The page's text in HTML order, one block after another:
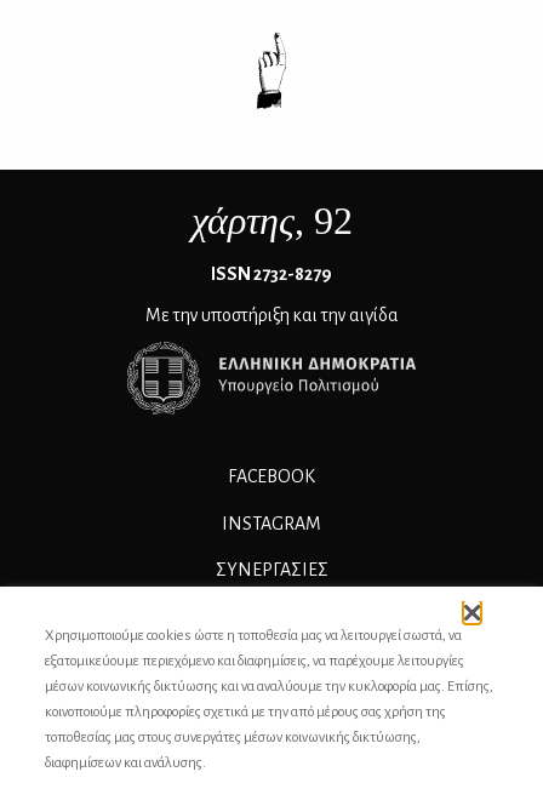
χάρτης, 92
ΙSSN 2732-8279
Με την υποστήριξη και την αιγίδα
FACEBOOK
INSTAGRAM
ΣΥΝΕΡΓΑΣΊΕΣ
ΕΠΙΚΟΙΝΩΝΙΑ
ΣΥΝΤΕΛΕΣΤΕΣ
Χρησιμοποιούμε cookies ώστε η τοποθεσία μας να λειτουργεί σωστά, να
εξατομικεύουμε περιεχόμενο και διαφημίσεις, να παρέχουμε λειτουργίες
μέσων κοινωνικής δικτύωσης και να αναλύουμε την κυκλοφορία μας. Επίσης,
κοινοποιούμε πληροφορίες σχετικά με την από μέρους σας χρήση της
τοποθεσίας μας στους συνεργάτες μέσων κοινωνικής δικτύωσης,
διαφημίσεων και ανάλυσης.